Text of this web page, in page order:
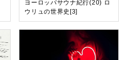
ヨーロッパサウナ紀行(20) ロ
ウリュの世界史[3]